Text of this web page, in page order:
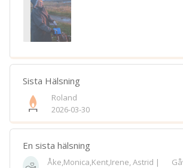
Sista Hälsning
Roland
2026-03-30
En sista hälsning
Åke,Monica,Kent,Irene, Astrid |